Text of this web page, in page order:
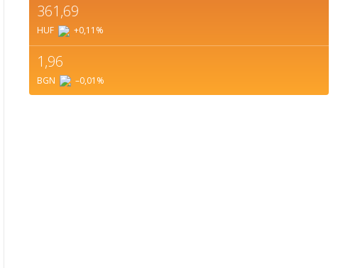
361,69
HUF +0,11 %
1,96
BGN –0,01 %